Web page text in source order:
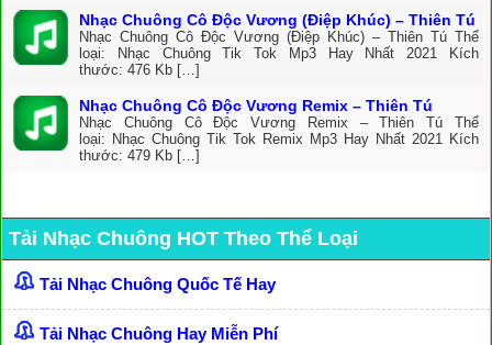
Nhạc Chuông Cô Độc Vương (Điệp Khúc) – Thiên Tú
Nhạc Chuông Cô Độc Vương (Điệp Khúc) – Thiên Tú Thể
loại: Nhạc Chuông Tik Tok Mp3 Hay Nhất 2021 Kích
thước: 476 Kb […]
Nhạc Chuông Cô Độc Vương Remix – Thiên Tú
Nhạc Chuông Cô Độc Vương Remix – Thiên Tú Thể
loại: Nhạc Chuông Tik Tok Remix Mp3 Hay Nhất 2021 Kích
thước: 479 Kb […]
Tải Nhạc Chuông HOT Theo Thể Loại
Tải Nhạc Chuông Quốc Tế Hay
Tải Nhạc Chuông Hay Miễn Phí